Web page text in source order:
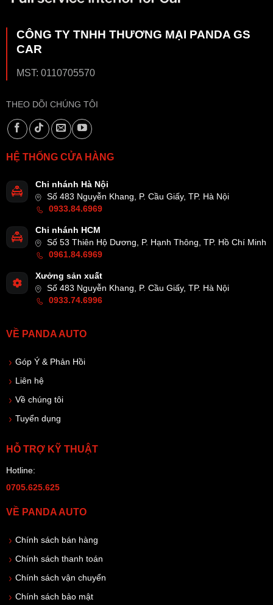
CÔNG TY TNHH THƯƠNG MẠI PANDA GS
CAR
MST: 0110705570
THEO DÕI CHÚNG TÔI
HỆ THỐNG CỬA HÀNG
Chi nhánh Hà Nội
Số 483 Nguyễn Khang, P. Cầu Giấy, TP. Hà Nội
0933.84.6969
Chi nhánh HCM
Số 53 Thiên Hộ Dương, P. Hạnh Thông, TP. Hồ Chí Minh
0961.84.6969
Xưởng sản xuất
Số 483 Nguyễn Khang, P. Cầu Giấy, TP. Hà Nội
0933.74.6996
VỀ PANDA AUTO
Góp Ý & Phản Hồi
Liên hệ
Về chúng tôi
Tuyển dụng
HỖ TRỢ KỸ THUẬT
Hotline:
0705.625.625
VỀ PANDA AUTO
Chính sách bán hàng
Chính sách thanh toán
Chính sách vận chuyển
Chính sách bảo mật